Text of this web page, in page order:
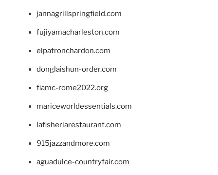
jannagrillspringfield.com
fujiyamacharleston.com
elpatronchardon.com
donglaishun-order.com
fiamc-rome2022.org
mariceworldessentials.com
lafisheriarestaurant.com
915jazzandmore.com
aguadulce-countryfair.com